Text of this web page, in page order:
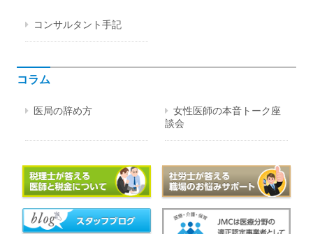
コンサルタント手記
コラム
医局の辞め方
女性医師の本音トーク座
談会